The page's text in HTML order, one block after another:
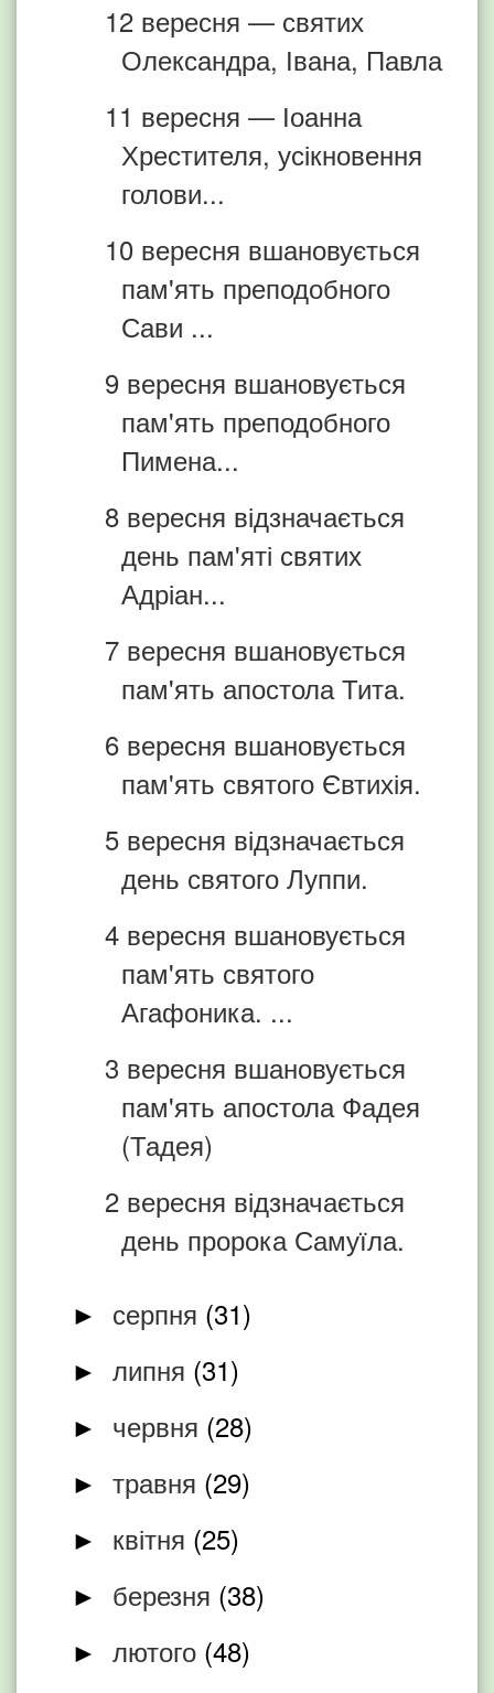
12 вересня — святих
Олександра, Івана, Павла
11 вересня — Іоанна
Хрестителя, усікновення
голови...
10 вересня вшановується
пам'ять преподобного
Сави ...
9 вересня вшановується
пам'ять преподобного
Пимена...
8 вересня відзначається
день пам'яті святих
Адріан...
7 вересня вшановується
пам'ять апостола Тита.
6 вересня вшановується
пам'ять святого Євтихія.
5 вересня відзначається
день святого Луппи.
4 вересня вшановується
пам'ять святого
Агафоника. ...
3 вересня вшановується
пам'ять апостола Фадея
(Тадея)
2 вересня відзначається
день пророка Самуїла.
► серпня (31)
► липня (31)
► червня (28)
► травня (29)
► квітня (25)
► березня (38)
► лютого (48)